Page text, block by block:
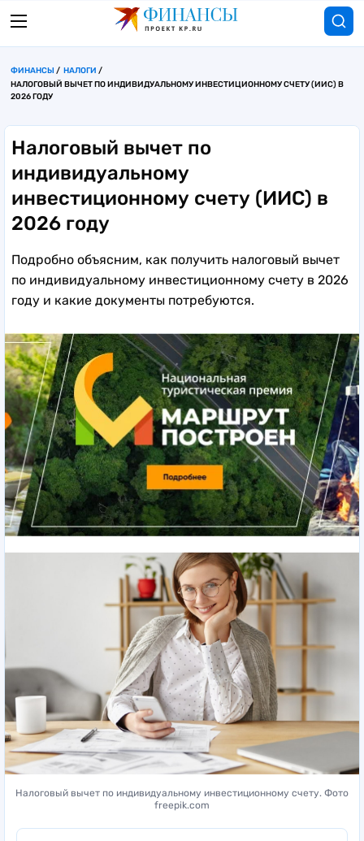
ФИНАНСЫ
НАЛОГИ
НАЛОГОВЫЙ ВЫЧЕТ ПО ИНДИВИДУАЛЬНОМУ ИНВЕСТИЦИОННОМУ СЧЕТУ (ИИС) В
2026 ГОДУ
Налоговый вычет по
индивидуальному
инвестиционному счету (ИИС) в
2026 году
Подробно объясним, как получить налоговый вычет
по индивидуальному инвестиционному счету в 2026
году и какие документы потребуются.
Налоговый вычет по индивидуальному инвестиционному счету. Фото
freepik.com